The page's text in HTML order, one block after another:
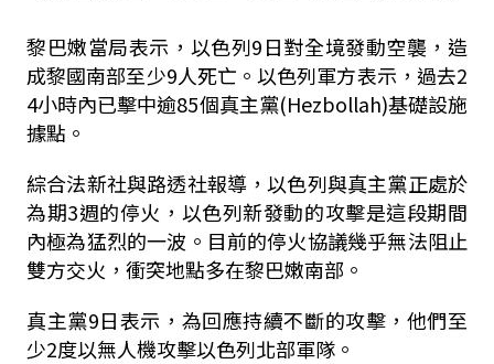
黎巴嫩當局表示，以色列9日對全境發動空襲，造
成黎國南部至少9人死亡。以色列軍方表示，過去2
4小時內已擊中逾85個真主黨(Hezbollah)基礎設施
據點。
綜合法新社與路透社報導，以色列與真主黨正處於
為期3週的停火，以色列新發動的攻擊是這段期間
內極為猛烈的一波。目前的停火協議幾乎無法阻止
雙方交火，衝突地點多在黎巴嫩南部。
真主黨9日表示，為回應持續不斷的攻擊，他們至
少2度以無人機攻擊以色列北部軍隊。